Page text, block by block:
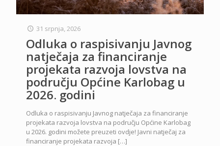
31 srpnja, 2026
Odluka o raspisivanju Javnog
natječaja za financiranje
projekata razvoja lovstva na
području Općine Karlobag u
2026. godini
Odluka o raspisivanju Javnog natječaja za financiranje
projekata razvoja lovstva na području Općine Karlobag
u 2026. godini možete preuzeti ovdje! Javni natječaj za
financiranje projekata razvoja […]